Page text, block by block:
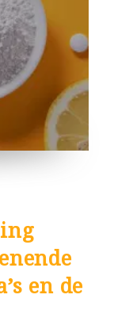
en de